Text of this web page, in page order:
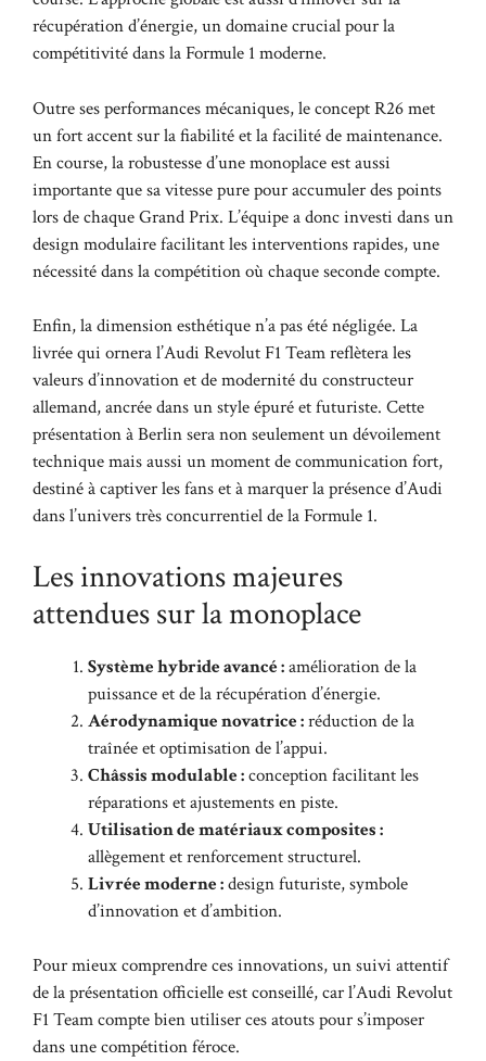
récupération d’énergie, un domaine crucial pour la
compétitivité dans la Formule 1 moderne.
Outre ses performances mécaniques, le concept R26 met
un fort accent sur la fiabilité et la facilité de maintenance.
En course, la robustesse d’une monoplace est aussi
importante que sa vitesse pure pour accumuler des points
lors de chaque Grand Prix. L’équipe a donc investi dans un
design modulaire facilitant les interventions rapides, une
nécessité dans la compétition où chaque seconde compte.
Enfin, la dimension esthétique n’a pas été négligée. La
livrée qui ornera l’Audi Revolut F1 Team reflètera les
valeurs d’innovation et de modernité du constructeur
allemand, ancrée dans un style épuré et futuriste. Cette
présentation à Berlin sera non seulement un dévoilement
technique mais aussi un moment de communication fort,
destiné à captiver les fans et à marquer la présence d’Audi
dans l’univers très concurrentiel de la Formule 1.
Les innovations majeures
attendues sur la monoplace
Système hybride avancé :amélioration de la
puissance et de la récupération d’énergie.
Aérodynamique novatrice :réduction de la
traînée et optimisation de l’appui.
Châssis modulable :conception facilitant les
réparations et ajustements en piste.
Utilisation de matériaux composites :
allègement et renforcement structurel.
Livrée moderne :design futuriste, symbole
d’innovation et d’ambition.
Pour mieux comprendre ces innovations, un suivi attentif
de la présentation officielle est conseillé, car l’Audi Revolut
F1 Team compte bien utiliser ces atouts pour s’imposer
dans une compétition féroce.